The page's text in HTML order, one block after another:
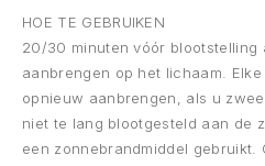
HOE TE GEBRUIKEN
20/30 minuten vóór blootstelling
aanbrengen op het lichaam.
opnieuw aanbrengen, als u
niet te lang blootgesteld aan de
een zonnebrandmiddel gebruikt.